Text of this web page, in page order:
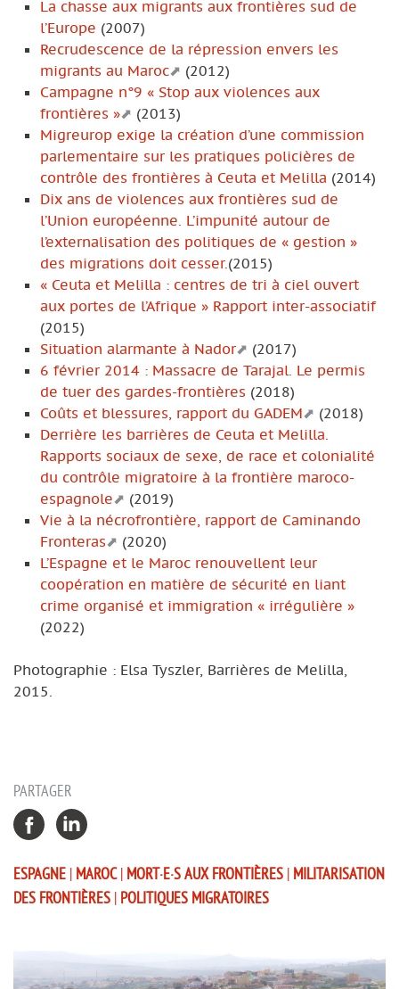
La chasse aux migrants aux frontières sud de
l’Europe (2007)
Recrudescence de la répression envers les
migrants au Maroc
(2012)
Campagne n°9 « Stop aux violences aux
frontières »
(2013)
Migreurop exige la création d’une commission
parlementaire sur les pratiques policières de
contrôle des frontières à Ceuta et Melilla (2014)
Dix ans de violences aux frontières sud de
l’Union européenne. L’impunité autour de
l’externalisation des politiques de « gestion »
des migrations doit cesser. (2015)
« Ceuta et Melilla : centres de tri à ciel ouvert
aux portes de l’Afrique » Rapport inter-associatif
(2015)
Situation alarmante à Nador
(2017)
6 février 2014 : Massacre de Tarajal. Le permis
de tuer des gardes-frontières (2018)
Coûts et blessures, rapport du GADEM
(2018)
Derrière les barrières de Ceuta et Melilla.
Rapports sociaux de sexe, de race et colonialité
du contrôle migratoire à la frontière maroco-
espagnole
(2019)
Vie à la nécrofrontière, rapport de Caminando
Fronteras
(2020)
L’Espagne et le Maroc renouvellent leur
coopération en matière de sécurité en liant
crime organisé et immigration « irrégulière »
(2022)
Photographie : Elsa Tyszler, Barrières de Melilla,
2015.
PARTAGER
ESPAGNE | MAROC | MORT·E·S AUX FRONTIÈRES | MILITARISATION
DES FRONTIÈRES | POLITIQUES MIGRATOIRES